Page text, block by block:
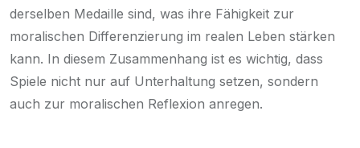
derselben Medaille sind, was ihre Fähigkeit zur
moralischen Differenzierung im realen Leben stärken
kann. In diesem Zusammenhang ist es wichtig, dass
Spiele nicht nur auf Unterhaltung setzen, sondern
auch zur moralischen Reflexion anregen.